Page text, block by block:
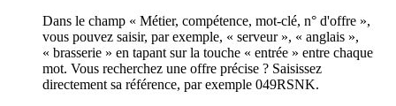
Dans le champ « Métier, compétence, mot-clé, n° d'offre »,
vous pouvez saisir, par exemple, « serveur », « anglais »,
« brasserie » en tapant sur la touche « entrée » entre chaque
mot. Vous recherchez une offre précise ? Saisissez
directement sa référence, par exemple 049RSNK.